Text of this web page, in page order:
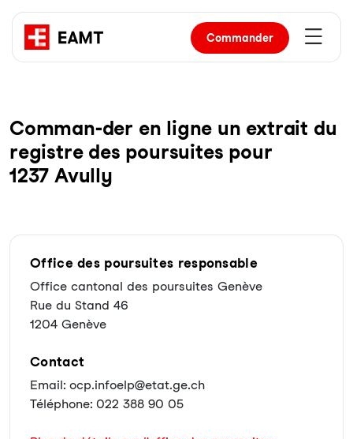
Commander
Com­man-der en li­gne un ex­trait du
re­gist­re des pour­sui­tes pour
1237 Avully
Office des poursuites responsable
Office cantonal des poursuites Genève
Rue du Stand 46
1204 Genève
Contact
Email: ocp.infoelp@etat.ge.ch
Téléphone: 022 388 90 05